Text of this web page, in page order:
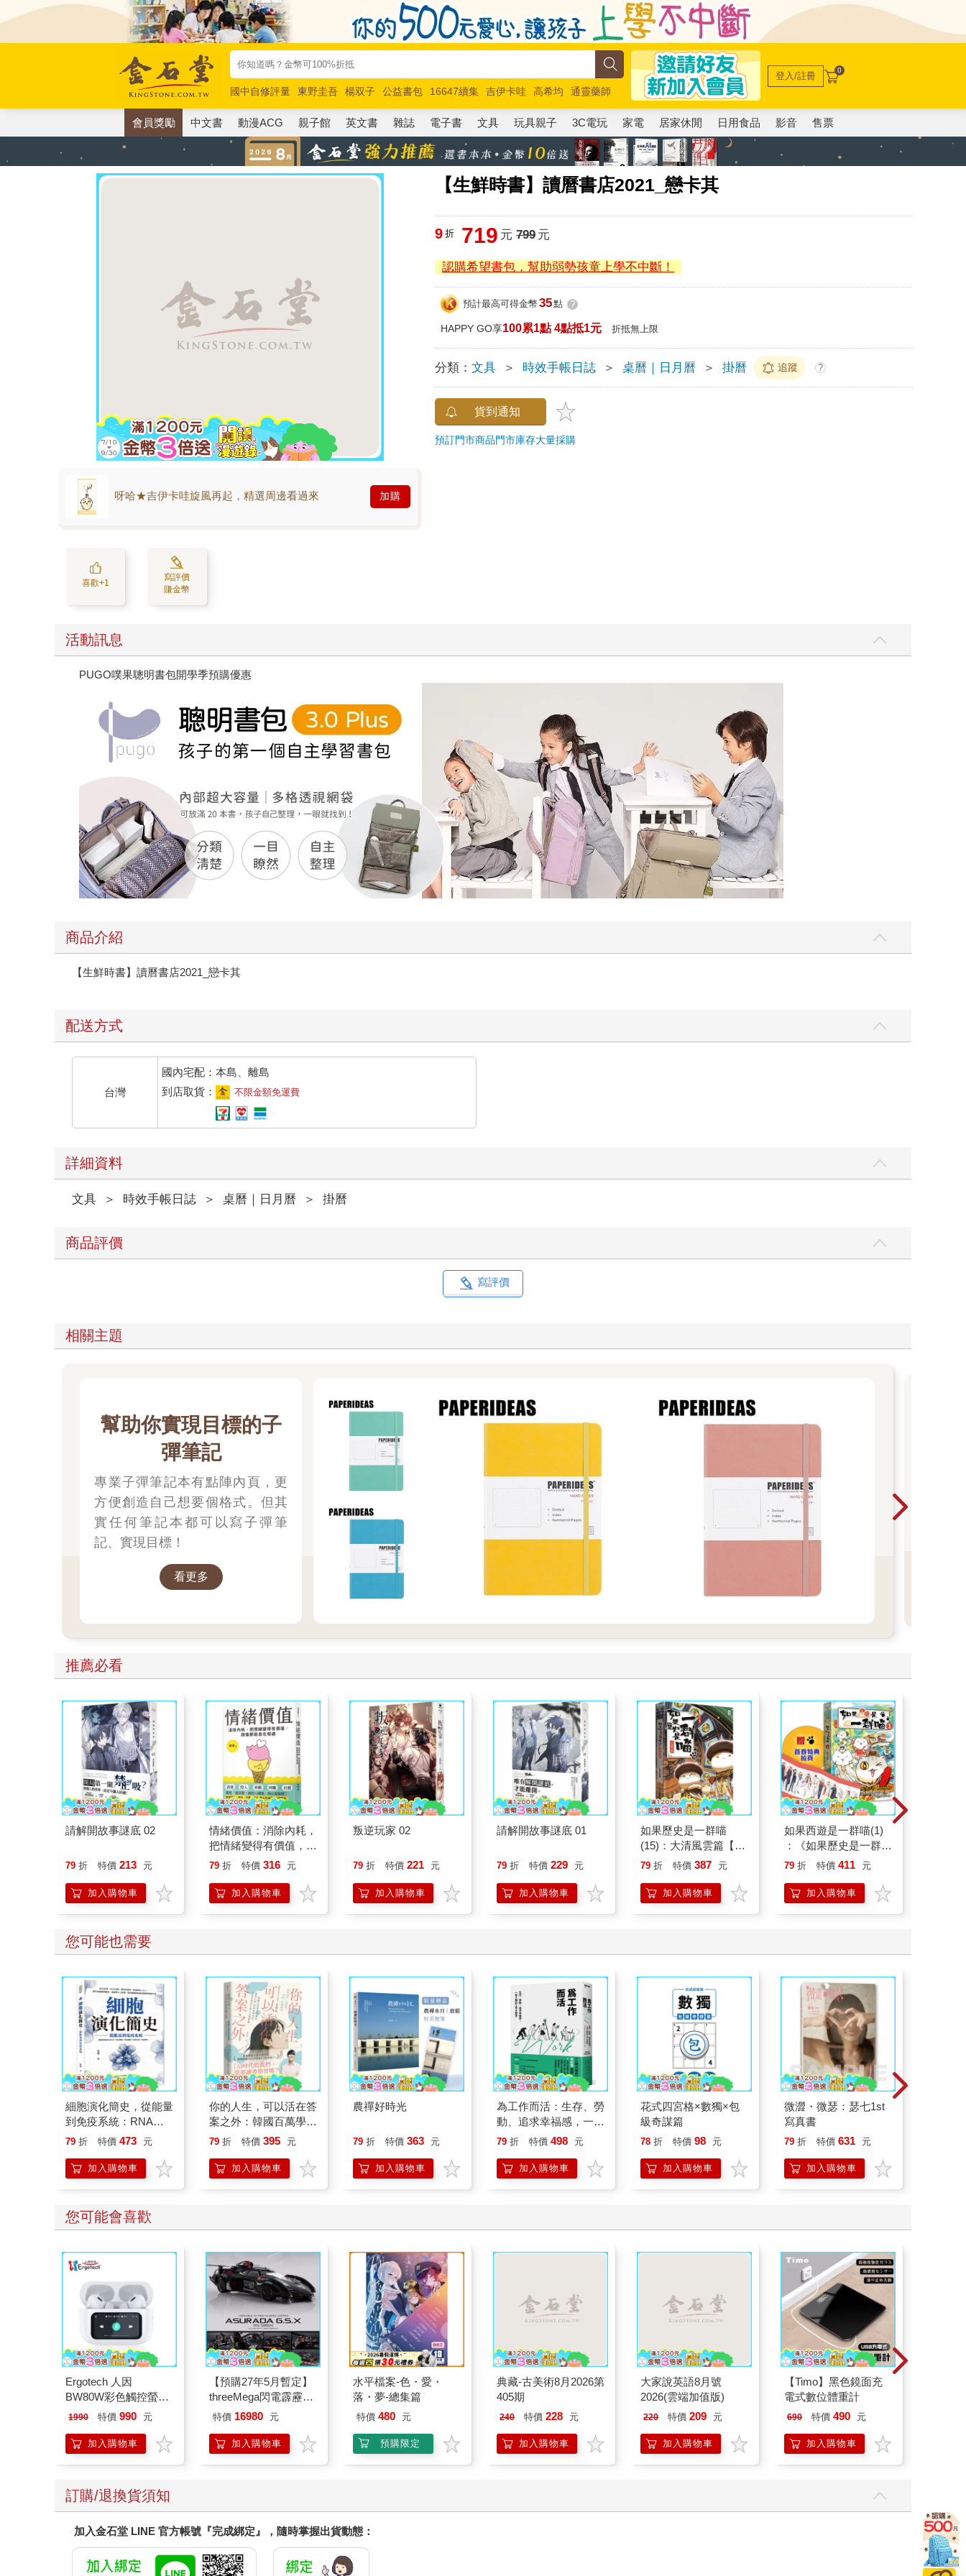
國中自修評量 東野圭吾 楊双子 公益書包 16647續集 吉伊卡哇 高希均
通靈藥師
唯紅花綻放
奧德賽 路邊攤新作 馬斯克 玩具總動員5 超慢跑
登入/註冊 0
會員獎勵 中文書 動漫ACG 親子館 英文書 雜誌 電子書 文具 玩具親子 3C電玩 家電 居家休閒 日用食品 影音 售票
【生鮮時書】讀曆書店2021_戀卡其
呀哈★吉伊卡哇旋風再起，精選周邊看過來 加購
喜歡+1
寫評價
賺金幣
9 折 719 元 799元
認購希望書包，幫助弱勢孩童上學不中斷！
預計最高可得金幣 35點 ?
HAPPY GO享100累1點 4點抵1元 折抵無上限
分類：文具 ＞ 時效手帳日誌 ＞ 桌曆｜日月曆 ＞ 掛曆 追蹤 ?
貨到通知
預訂門市商品門市庫存大量採購
活動訊息
PUGO噗果聰明書包開學季預購優惠
商品介紹
【生鮮時書】讀曆書店2021_戀卡其
配送方式
台灣
國內宅配：本島、離島
到店取貨：
不限金額免運費
詳細資料
文具 ＞ 時效手帳日誌 ＞ 桌曆｜日月曆 ＞ 掛曆
商品評價
寫評價
相關主題
幫助你實現目標的子
彈筆記
專業子彈筆記本有點陣內頁，更
方便創造自己想要個格式。但其
實任何筆記本都可以寫子彈筆
記、實現目標！
看更多
推薦必看
請解開故事謎底 02
79 折 特價 213 元
加入購物車
情緒價值：消除內耗，
把情緒變得有價值，跟
誰都能自在相處
79 折 特價 316 元
加入購物車
叛逆玩家 02
79 折 特價 221 元
加入購物車
請解開故事謎底 01
79 折 特價 229 元
加入購物車
如果歷史是一群喵
(15)：大清風雲篇【萌
貓漫畫學歷史】
79 折 特價 387 元
加入購物車
如果西遊是一群喵(1)
：《如果歷史是一群
喵》作者最新力作，附
79 折 特價 411 元
加入購物車
您可能也需要
細胞演化簡史，從能量
到免疫系統：RNA拓
荒、DNA登場、膜形
工……從生命起源到癌
症、免疫與人工智慧，
所知的生命
79 折 特價 473 元
加入購物車
你的人生，可以活在答
案之外：韓國百萬學子
信賴的「讀書之神」寫
學習打造人生選擇權
79 折 特價 395 元
加入購物車
農禪好時光
79 折 特價 363 元
加入購物車
為工作而活：生存、勞
動、追求幸福感，一部
人類的工作大歷史
工作修訂版】
79 折 特價 498 元
加入購物車
花式四宮格×數獨×包
級奇謀篇
78 折 特價 98 元
加入購物車
微澀・微瑟：瑟七1st
寫真書
79 折 特價 631 元
加入購物車
您可能會喜歡
Ergotech 人因
BW80W彩色觸控螢幕
ANC降噪藍牙耳機
1990 特價 990 元
加入購物車
【預購27年5月暫定】
threeMega閃電霹靂車
VA Hi-SPEC UNITED
SIREN 黑色限定
特價 16980 元
加入購物車
水平檔案-色・愛・
落・夢-總集篇
特價 480 元
預購限定
典藏-古美術8月2026第
405期
240 特價 228 元
加入購物車
大家說英語8月號
2026(雲端加值版)
220 特價 209 元
加入購物車
【Timo】黑色鏡面充
電式數位體重計
690 特價 490 元
加入購物車
訂購/退換貨須知
加入金石堂 LINE 官方帳號『完成綁定』，隨時掌握出貨動態：